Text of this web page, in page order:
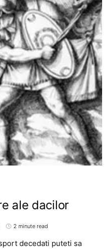
ale dacilor
2 minute read
decedati puteti sa